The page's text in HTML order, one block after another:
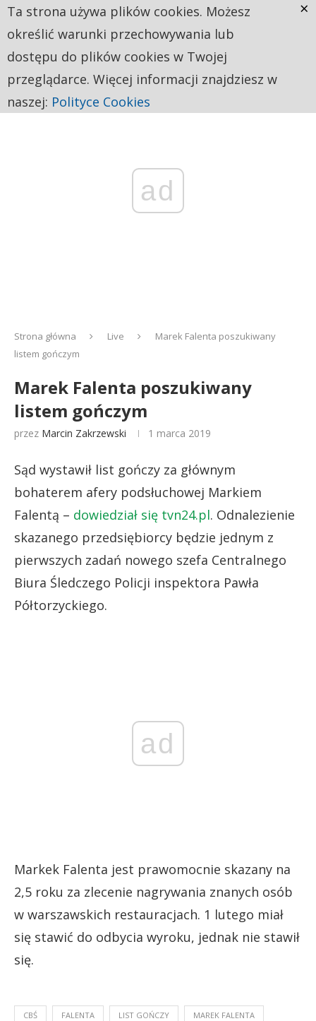
ad
Strona główna Live
Marek Falenta poszukiwany
listem gończym
Marek Falenta poszukiwany
listem gończym
przez Marcin Zakrzewski 1 marca 2019
Sąd wystawił list gończy za głównym
bohaterem afery podsłuchowej Markiem
Falentą – dowiedział się tvn24.pl. Odnalezienie
skazanego przedsiębiorcy będzie jednym z
pierwszych zadań nowego szefa Centralnego
Biura Śledczego Policji inspektora Pawła
Półtorzyckiego.
ad
Markek Falenta jest prawomocnie skazany na
2,5 roku za zlecenie nagrywania znanych osób
w warszawskich restauracjach. 1 lutego miał
się stawić do odbycia wyroku, jednak nie stawił
się.
CBŚ FALENTA LIST GOŃCZY MAREK FALENTA
Ta strona używa plików cookies. Możesz
określić warunki przechowywania lub
dostępu do plików cookies w Twojej
przeglądarce. Więcej informacji znajdziesz w
naszej: Polityce Cookies
×